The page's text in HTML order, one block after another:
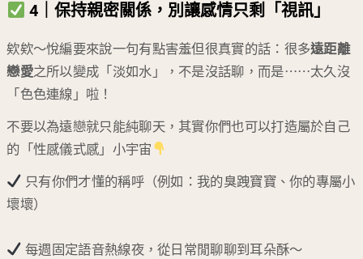
4｜保持親密關係，別讓感情只剩「視訊」
欸欸～悅編要來說一句有點害羞但很真實的話：很多遠距離
戀愛之所以變成「淡如水」，不是沒話聊，而是⋯⋯太久沒
「色色連線」啦！
不要以為遠戀就只能純聊天，其實你們也可以打造屬於自己
的「性感儀式感」小宇宙
只有你們才懂的稱呼（例如：我的臭跩寶寶、你的專屬小
壞壞）
每週固定語音熱線夜，從日常閒聊聊到耳朵酥～